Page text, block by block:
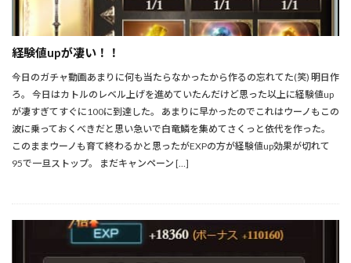
経験値upが凄い！！
今日のガチャ動画あまりに何も当たらなかったから作るの忘れてた(笑) 明日作
ろ。 今日はカトルのレベル上げを進めていたんだけど思った以上に経験値up
が凄すぎてすぐに100に到達した。 あまりに早かったのでこれはウーノもこの
波に乗っておくべきだと思い急いで白竜鱗を集めてさくっと依代を作った。
このままウーノも育て終わるかと思ったがEXPの方が経験値up効果が切れて
95で一旦ストップ。 まだキャンペーン […]